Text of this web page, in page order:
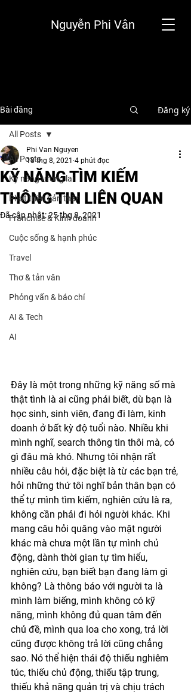
Nguyễn Phi Vân
Bài đăng Đăng ký
All Posts
Kỹ năng tương lai
Phát triển bản thân
Franchise & Kinh doanh
Cuộc sống & hạnh phúc
Travel
Thơ & tản văn
Phỏng vấn & báo chí
AI & Tech
AI
All Posts
KỸ NĂNG TÌM KIẾM
THÔNG TIN LIÊN QUAN
Phi Van Nguyen
18 thg 8, 2021 4 phút đọc
Đã cập nhật:25 thg 8, 2021
Đây là một trong những kỹ năng số mà
thật tình là ai cũng phải biết, dù bạn là
học sinh, sinh viên, đang đi làm, kinh
doanh ở bất kỳ độ tuổi nào. Nhiều khi
mình nghĩ, search thông tin thôi mà, có
gì đâu mà khó. Nhưng tôi nhận rất
nhiều câu hỏi, đặc biệt là từ các bạn trẻ,
hỏi những thứ tôi nghĩ bản thân bạn có
thể tự mình tìm kiếm, nghiên cứu là ra,
không cần phải đi hỏi người khác. Khi
mang câu hỏi quăng vào mặt người
khác mà chưa một lần tự mình chủ
động, dành thời gian tự tìm hiểu,
nghiên cứu, bạn biết bạn đang làm gì
không? Là thông báo với người ta là
mình làm biếng, mình không có kỹ
năng, mình không đủ quan tâm đến
chủ đề, mình qua loa cho xong, trả lời
cũng được không trả lời cũng chẳng
sao. Nó thể hiện thái độ thiếu nghiêm
túc, thiếu chủ động, thiếu tập trung,
thiếu khả năng quản trị và chịu trách